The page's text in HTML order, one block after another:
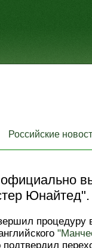
Российские
Юнайтед".
процедуру